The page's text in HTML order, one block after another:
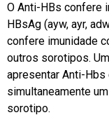
O Anti-HBs confere
HBsAg (ayw, ayr,
confere imunidade
outros sorotipos.
apresentar Anti-
simultaneamente
sorotipo.